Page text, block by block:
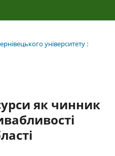
університету :
як чинник